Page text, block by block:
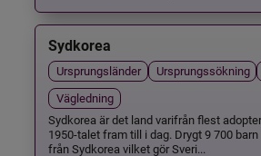
Sydkorea
Ursprungsländer Ursprungssökning
Vägledning
Sydkorea är det land varifrån flest
1950-talet fram till i dag. Drygt 9 700
från Sydkorea vilket gör Sveri...